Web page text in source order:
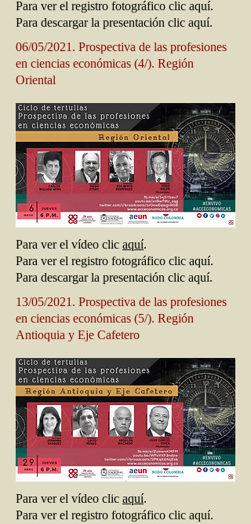
Para ver el registro fotográfico clic aquí.
Para descargar la presentación clic aquí.
06/05/2021. Prospectiva de las profesiones
en ciencias económicas (4/). Región
Oriental
Para ver el vídeo clic aquí.
Para ver el registro fotográfico clic aquí.
Para descargar la presentación clic aquí.
13/05/2021. Prospectiva de las profesiones
en ciencias económicas (5/). Región
Antioquia y Eje Cafetero
Para ver el vídeo clic aquí.
Para ver el registro fotográfico clic aquí.